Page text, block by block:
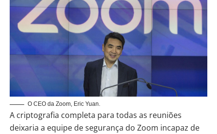
O CEO da Zoom, Eric Yuan.
A criptografia completa para todas as reuniões
deixaria a equipe de segurança do Zoom incapaz de